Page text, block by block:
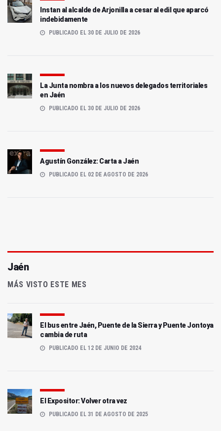
Instan al alcalde de Arjonilla a cesar al edil que aparcó
indebidamente
PUBLICADO EL 30 DE JULIO DE 2026
La Junta nombra a los nuevos delegados territoriales
en Jaén
PUBLICADO EL 30 DE JULIO DE 2026
Agustín González: Carta a Jaén
PUBLICADO EL 02 DE AGOSTO DE 2026
Jaén
MÁS VISTO ESTE MES
El bus entre Jaén, Puente de la Sierra y Puente Jontoya
cambia de ruta
PUBLICADO EL 12 DE JUNIO DE 2024
El Expositor: Volver otra vez
PUBLICADO EL 31 DE AGOSTO DE 2025